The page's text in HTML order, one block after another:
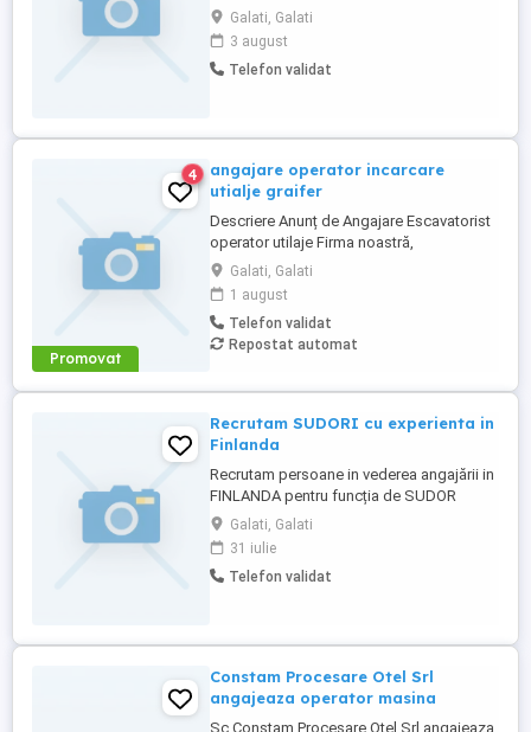
industriala, in Galati. Relatii la telefon.
Galati, Galati
3 august
Telefon validat
Promovat
4
angajare operator incarcare
utialje graifer
Descriere Anunț de Angajare Escavatorist
operator utilaje Firma noastră,
specializată în colectarea, sortarea și
reciclarea deșeurilor metalice și
nemetalice, este în căutarea unui
Escavatorist calificat pentru a se alătura
echipei noastre! Responsabilități:
Galati, Galati
1 august
Telefon validat
Repostat automat
Recrutam SUDORI cu experienta in
Finlanda
Recrutam persoane in vederea angajării in
FINLANDA pentru funcția de SUDOR
Angajator: Companie de naționalitate
finlandeza Contract de munca: încheiat cu
angajatorul finlandez potrivit legilor din
Finlanda Locație: Finlanda Programul de
Galati, Galati
31 iulie
Telefon validat
Constam Procesare Otel Srl
angajeaza operator masina
Sc Constam Procesare Otel Srl angajeaza